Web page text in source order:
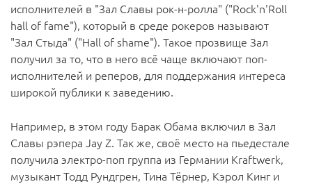
исполнителей в "Зал Славы рок-н-ролла" ("Rock'n'Roll
hall of fame"), который в среде рокеров называют
"Зал Стыда" ("Hall of shame"). Такое прозвище Зал
получил за то, что в него всё чаще включают поп-
исполнителей и реперов, для поддержания интереса
широкой публики к заведению.
Например, в этом году Барак Обама включил в Зал
Славы рэпера Jay Z. Так же, своё место на пьедестале
получила электро-поп группа из Германии Kraftwerk,
музыкант Тодд Рундгрен, Тина Тёрнер, Кэрол Кинг и